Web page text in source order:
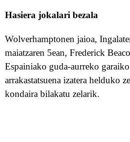
Hasiera jokalari bezala
Wolverhamptonen jaioa, Inga
maiatzaren 5ean, Frederick
Espainiako guda-aurreko
arrakastatsuena izatera helduko
kondaira bilakatu zelarik.